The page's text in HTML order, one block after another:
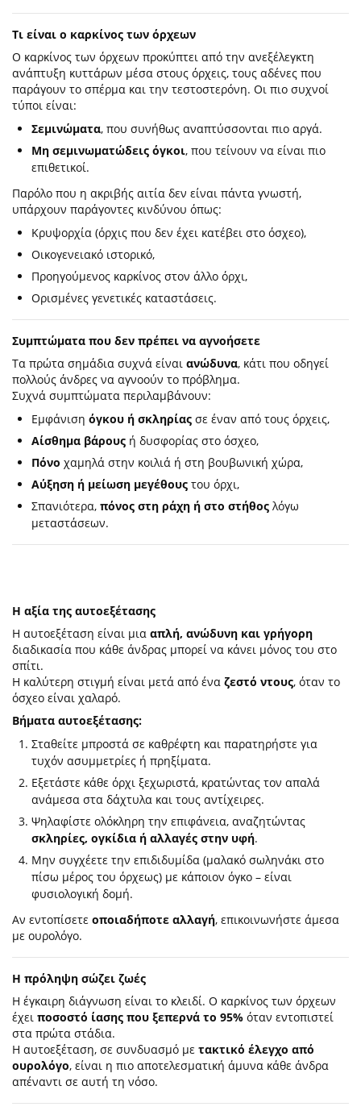
Τι είναι ο καρκίνος των όρχεων
Ο καρκίνος των όρχεων προκύπτει από την ανεξέλεγκτη
ανάπτυξη κυττάρων μέσα στους όρχεις, τους αδένες που
παράγουν το σπέρμα και την τεστοστερόνη. Οι πιο συχνοί
τύποι είναι:
Σεμινώματα, που συνήθως αναπτύσσονται πιο αργά.
Μη σεμινωματώδεις όγκοι, που τείνουν να είναι πιο
επιθετικοί.
Παρόλο που η ακριβής αιτία δεν είναι πάντα γνωστή,
υπάρχουν παράγοντες κινδύνου όπως:
Κρυψορχία (όρχις που δεν έχει κατέβει στο όσχεο),
Οικογενειακό ιστορικό,
Προηγούμενος καρκίνος στον άλλο όρχι,
Ορισμένες γενετικές καταστάσεις.
Συμπτώματα που δεν πρέπει να αγνοήσετε
Τα πρώτα σημάδια συχνά είναι ανώδυνα, κάτι που οδηγεί
πολλούς άνδρες να αγνοούν το πρόβλημα.
Συχνά συμπτώματα περιλαμβάνουν:
Εμφάνιση όγκου ή σκληρίας σε έναν από τους όρχεις,
Αίσθημα βάρους ή δυσφορίας στο όσχεο,
Πόνο χαμηλά στην κοιλιά ή στη βουβωνική χώρα,
Αύξηση ή μείωση μεγέθους του όρχι,
Σπανιότερα, πόνος στη ράχη ή στο στήθος λόγω
μεταστάσεων.
Η αξία της αυτοεξέτασης
Η αυτοεξέταση είναι μια απλή, ανώδυνη και γρήγορη
διαδικασία που κάθε άνδρας μπορεί να κάνει μόνος του στο
σπίτι.
Η καλύτερη στιγμή είναι μετά από ένα ζεστό ντους, όταν το
όσχεο είναι χαλαρό.
Βήματα αυτοεξέτασης:
Σταθείτε μπροστά σε καθρέφτη και παρατηρήστε για
τυχόν ασυμμετρίες ή πρηξίματα.
Εξετάστε κάθε όρχι ξεχωριστά, κρατώντας τον απαλά
ανάμεσα στα δάχτυλα και τους αντίχειρες.
Ψηλαφίστε ολόκληρη την επιφάνεια, αναζητώντας
σκληρίες, ογκίδια ή αλλαγές στην υφή.
Μην συγχέετε την επιδιδυμίδα (μαλακό σωληνάκι στο
πίσω μέρος του όρχεως) με κάποιον όγκο – είναι
φυσιολογική δομή.
Αν εντοπίσετε οποιαδήποτε αλλαγή, επικοινωνήστε άμεσα
με ουρολόγο.
Η πρόληψη σώζει ζωές
Η έγκαιρη διάγνωση είναι το κλειδί. Ο καρκίνος των όρχεων
έχει ποσοστό ίασης που ξεπερνά το 95% όταν εντοπιστεί
στα πρώτα στάδια.
Η αυτοεξέταση, σε συνδυασμό με τακτικό έλεγχο από
ουρολόγο, είναι η πιο αποτελεσματική άμυνα κάθε άνδρα
απέναντι σε αυτή τη νόσο.